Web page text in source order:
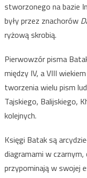
stworzonego na bazie
były przez znachorów
ryżową skrobią.
Pierwowzór pisma
między IV, a VIII
tworzenia wielu pism
Tajskiego, Balijskiego,
kolejnych.
Księgi Batak są
diagramami w
przypominają w swojej